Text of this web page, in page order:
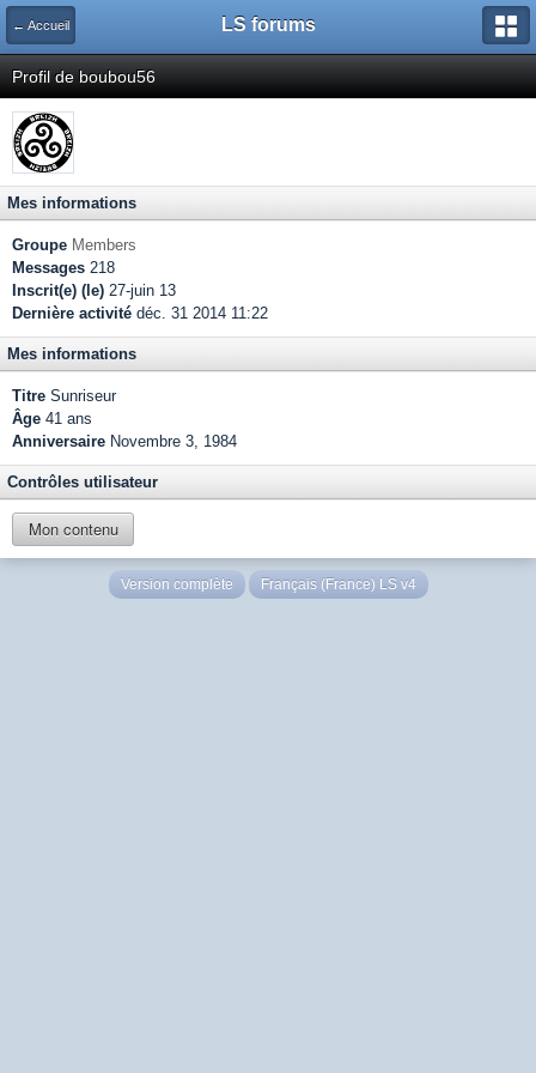
← Accueil LS forums
Profil de boubou56
Mes informations
Groupe Members
Messages 218
Inscrit(e) (le) 27-juin 13
Dernière activité déc. 31 2014 11:22
Mes informations
Titre Sunriseur
Âge 41 ans
Anniversaire Novembre 3, 1984
Contrôles utilisateur
Mon contenu
Version complète Français (France) LS v4